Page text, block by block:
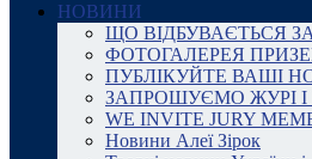
НОВИНИ
ЩО ВІДБУВАЄТЬСЯ
ФОТОГАЛЕРЕЯ
ПУБЛІКУЙТЕ ВАШІ
ЗАПРОШУЄМО ЖУРІ І
WE INVITE JURY
Новини Алеї Зірок